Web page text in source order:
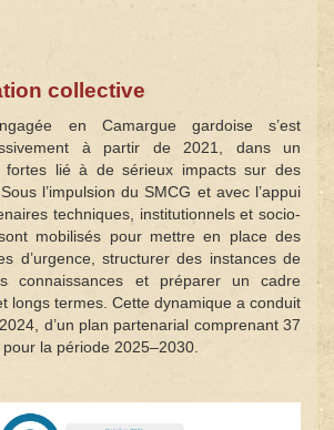
collective
en Camargue gardoise s’est
à partir de 2021, dans un
fortes lié à de sérieux impacts sur des
l’impulsion du SMCG et avec l’appui
techniques, institutionnels et socio-
mobilisés pour mettre en place des
d’urgence, structurer des instances de
connaissances et préparer un cadre
longs termes. Cette dynamique a conduit
d’un plan partenarial comprenant 37
la période 2025–2030.